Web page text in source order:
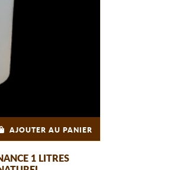
AJOUTER AU PANIER
1 LITRES